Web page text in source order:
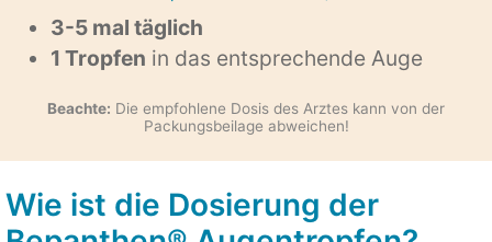
3-5 mal täglich
1 Tropfen in das entsprechende Auge
Beachte: Die empfohlene Dosis des Arztes kann von der
Packungsbeilage abweichen!
Wie ist die Dosierung der